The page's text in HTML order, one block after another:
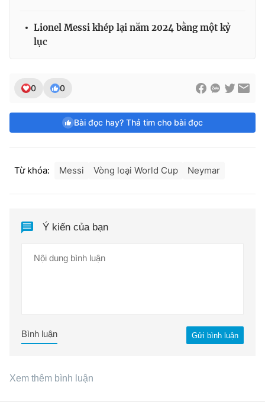
Lionel Messi khép lại năm 2024 bằng một kỷ
lục
0 0
Bài đọc hay? Thả tim cho bài đọc
Từ khóa: Messi Vòng loại World Cup Neymar
Ý kiến của bạn
Gửi bình luận
Bình luận
Xem thêm bình luận